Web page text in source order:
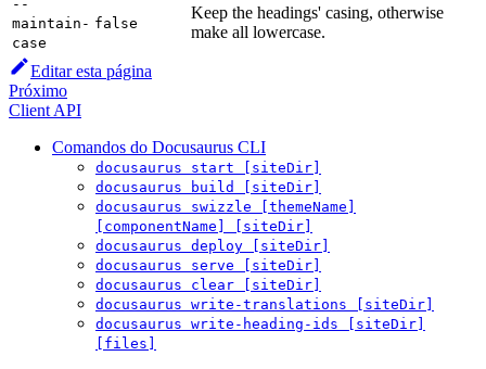
--
maintain-
case
false
Keep the headings' casing, otherwise
make all lowercase.
Editar esta página
Próximo
Client API
Comandos do Docusaurus CLI
docusaurus start [siteDir]
docusaurus build [siteDir]
docusaurus swizzle [themeName]
[componentName] [siteDir]
docusaurus deploy [siteDir]
docusaurus serve [siteDir]
docusaurus clear [siteDir]
docusaurus write-translations [siteDir]
docusaurus write-heading-ids [siteDir]
[files]